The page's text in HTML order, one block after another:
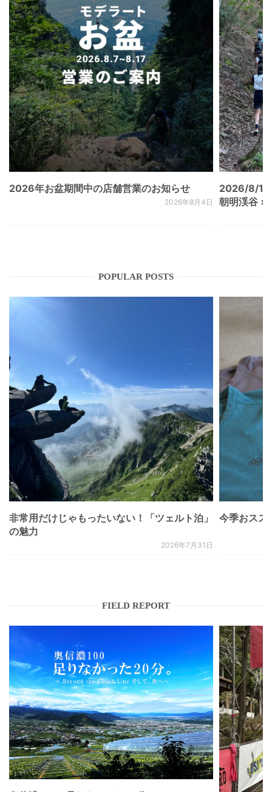
2026年お盆期間中の店舗営業のお知らせ
2026年8月4日
2026/8/
朝明渓谷 ×
POPULAR POSTS
非常用だけじゃもったいない！「ツェルト泊」
の魅力
2026年7月31日
今季おスス
FIELD REPORT